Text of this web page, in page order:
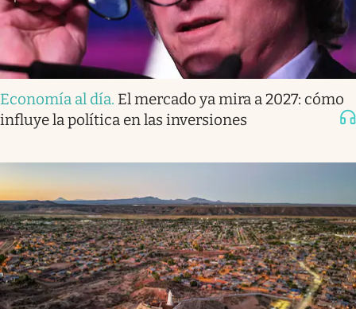
Economía al día. El mercado ya mira a 2027: cómo
influye la política en las inversiones